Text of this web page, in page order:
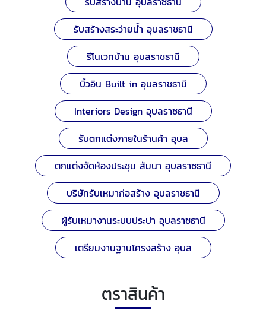
รับสร้างสระว่ายน้ำ อุบลราชธานี
รีโนเวทบ้าน อุบลราชธานี
บิ้วอิน Built in อุบลราชธานี
Interiors Design อุบลราชธานี
รับตกแต่งภายในร้านค้า อุบล
ตกแต่งจัดห้องประชุม สัมนา อุบลราชธานี
บริษัทรับเหมาก่อสร้าง อุบลราชธานี
ผู้รับเหมางานระบบประปา อุบลราชธานี
เตรียมงานฐานโครงสร้าง อุบล
ตราสินค้า